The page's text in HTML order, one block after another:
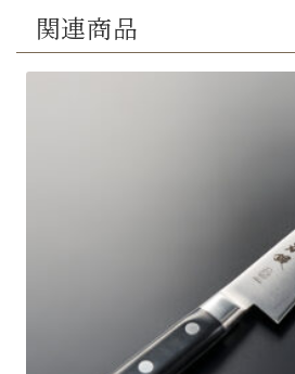
(180
300mm)
関連商品